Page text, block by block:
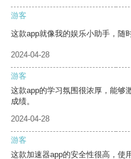
游客
这款app就像我的娱乐小助手，随
2024-04-28
游客
这款app的学习氛围很浓厚，能够
成绩。
2024-04-28
游客
这款加速器app的安全性很高，使